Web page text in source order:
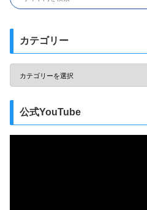
カテゴリー
公式YouTube